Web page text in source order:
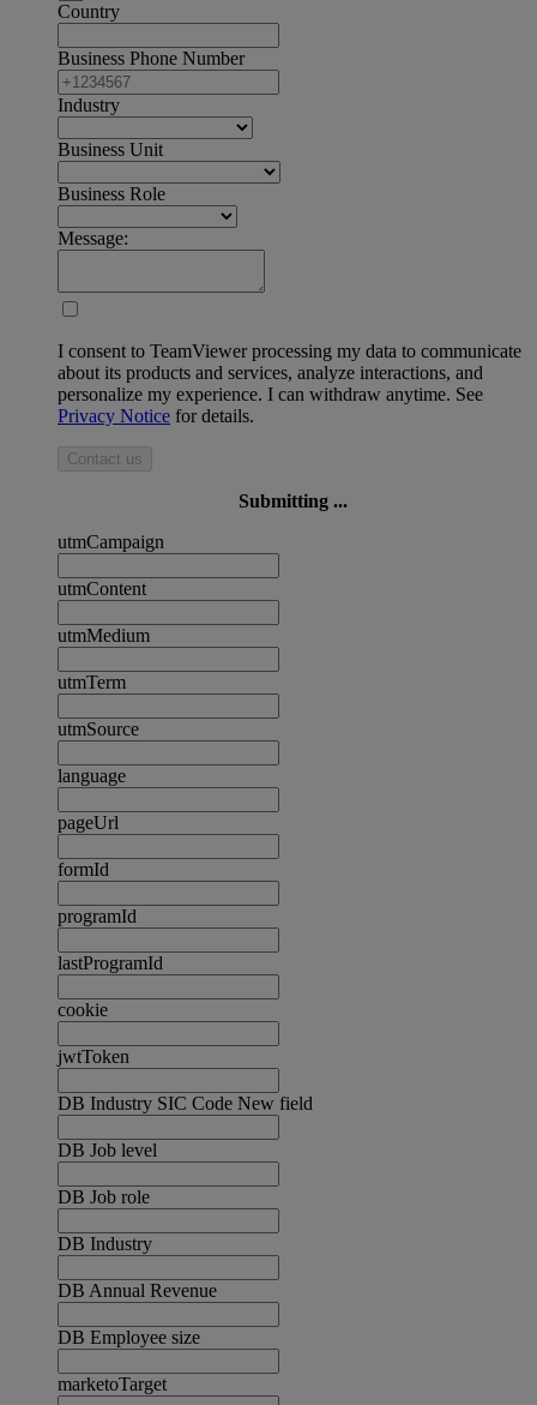
Country
Business Phone Number
Industry
Business Unit
Business Role
Message:
I consent to TeamViewer processing my data to communicate
about its products and services, analyze interactions, and
personalize my experience. I can withdraw anytime. See
Privacy Notice for details.
Contact us
Submitting ...
utmCampaign
utmContent
utmMedium
utmTerm
utmSource
language
pageUrl
formId
programId
lastProgramId
cookie
jwtToken
DB Industry SIC Code New field
DB Job level
DB Job role
DB Industry
DB Annual Revenue
DB Employee size
marketoTarget